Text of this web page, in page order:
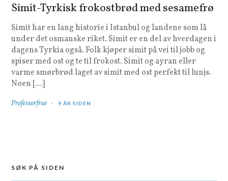
Simit-Tyrkisk frokostbrød med sesamefrø
Simit har en lang historie i Istanbul og landene som lå
under det osmanske riket. Simit er en del av hverdagen i
dagens Tyrkia også. Folk kjøper simit på vei til jobb og
spiser med ost og te til frokost. Simit og ayran eller
varme smørbrød laget av simit med ost perfekt til lunjs.
Noen […]
Professorfrue 9 ÅR SIDEN
SØK PÅ SIDEN